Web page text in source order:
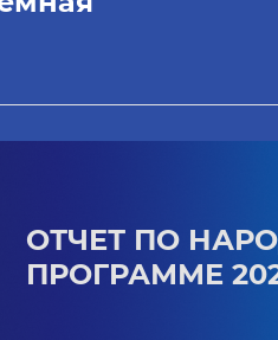
ОТЧЕТ ПО
ПРОГРАММЕ